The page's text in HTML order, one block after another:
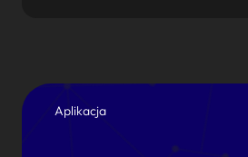
Aplikacja